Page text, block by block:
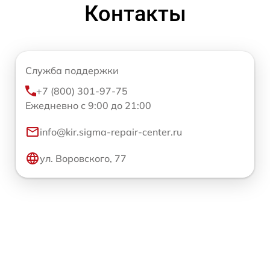
Контакты
Служба поддержки
+7 (800) 301-97-75
Ежедневно с 9:00 до 21:00
info@kir.sigma-repair-center.ru
ул. Воровского, 77